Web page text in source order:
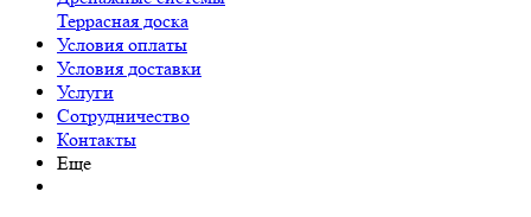
Террасная доска
Условия оплаты
Условия доставки
Услуги
Сотрудничество
Контакты
Еще